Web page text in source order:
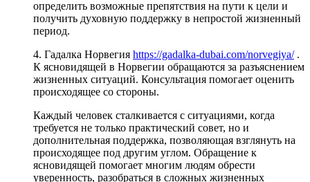
определить возможные препятствия на пути к цели и
получить духовную поддержку в непростой жизненный
период.
4. Гадалка Норвегия https://gadalka-dubai.com/norvegiya/.
К ясновидящей в Норвегии обращаются за разъяснением
жизненных ситуаций. Консультация помогает оценить
происходящее со стороны.
Каждый человек сталкивается с ситуациями, когда
требуется не только практический совет, но и
дополнительная поддержка, позволяющая взглянуть на
происходящее под другим углом. Обращение к
ясновидящей помогает многим людям обрести
уверенность, разобраться в сложных жизненных